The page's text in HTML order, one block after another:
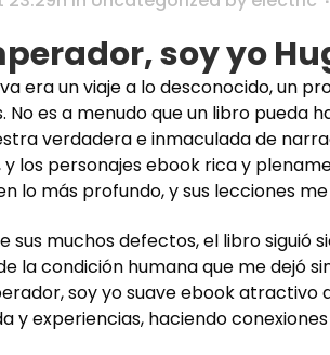
soy yo
era un viaje a lo desconocido, un
No es a menudo que un libro pueda
verdadera e inmaculada de
los personajes ebook rica y
lo más profundo, y sus lecciones
sus muchos defectos, el libro
la condición humana que me dejó
soy yo suave ebook
y experiencias, haciendo